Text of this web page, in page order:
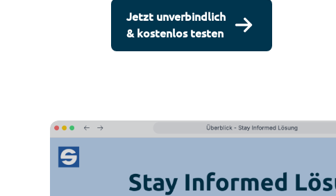
Jetzt unverbindlich
& kostenlos testen